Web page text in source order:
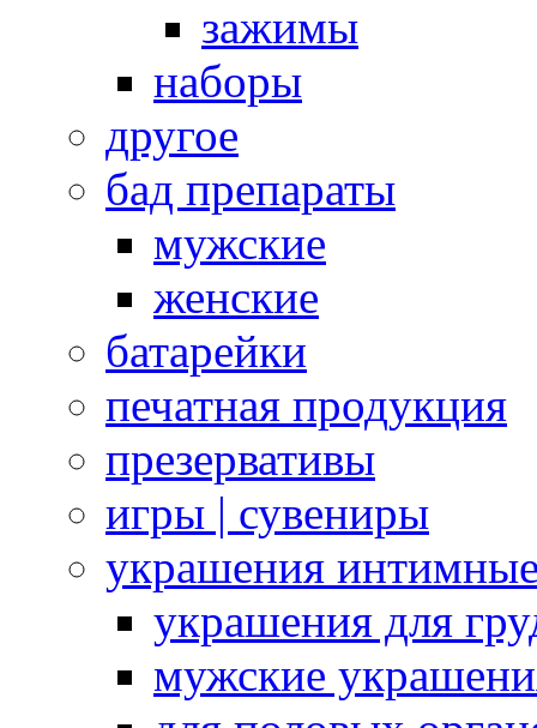
зажимы
наборы
другое
бад препараты
мужские
женские
батарейки
печатная продукция
презервативы
игры | сувениры
украшения
украшения для
мужские